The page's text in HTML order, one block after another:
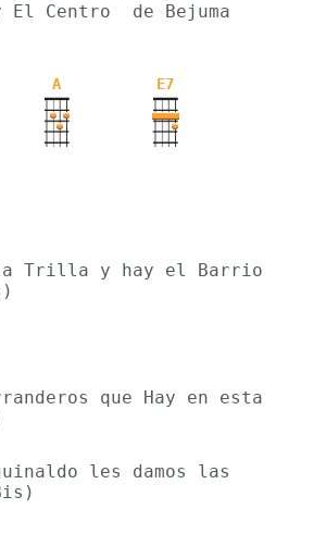
El Centro  de Bejuma
A E7
Trilla y hay el Barrio
que Hay en esta
les damos las